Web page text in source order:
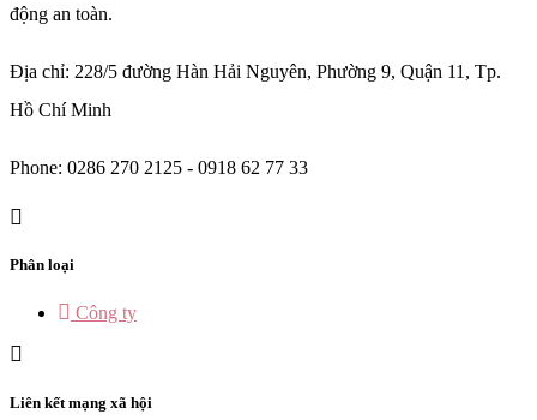
động an toàn.
Địa chỉ: 228/5 đường Hàn Hải Nguyên, Phường 9, Quận 11, Tp.
Hồ Chí Minh
Phone: 0286 270 2125 - 0918 62 77 33
Phân loại
Công ty
Liên kết mạng xã hội